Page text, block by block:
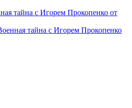
тайна с Игорем Прокопенко от
тайна с Игорем Прокопенко